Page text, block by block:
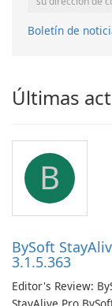
Boletín de
Últimas
B
BySoft
3.1.5.363
Editor's Review: